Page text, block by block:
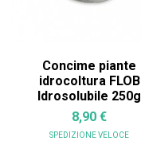
Concime piante
idrocoltura FLOB
Idrosolubile 250g
8,90 €
SPEDIZIONE VELOCE